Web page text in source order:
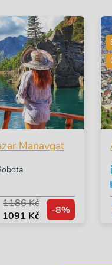
Manavgat
1186 Kč
1091 Kč
-8%